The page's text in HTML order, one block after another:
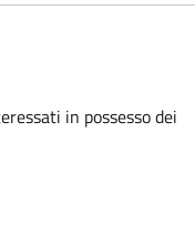
in possesso dei